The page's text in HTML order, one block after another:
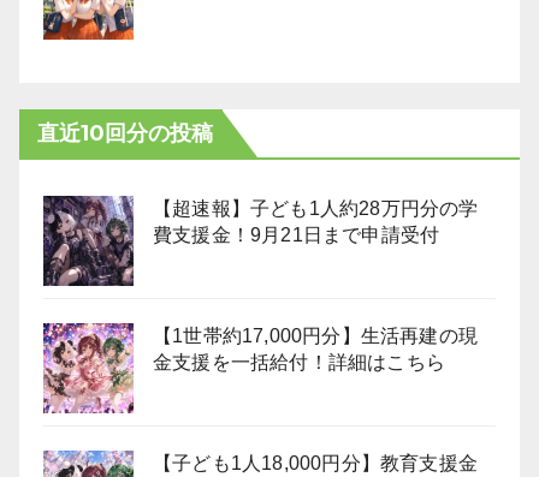
直近10回分の投稿
【超速報】子ども1人約28万円分の学
費支援金！9月21日まで申請受付
【1世帯約17,000円分】生活再建の現
金支援を一括給付！詳細はこちら
【子ども1人18,000円分】教育支援金